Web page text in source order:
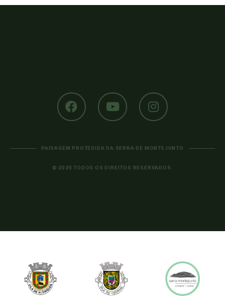
PAISAGEM PROTEGIDA DA SERRA DE MONTEJUNTO
© 2020 TODOS OS DIREITOS RESERVADOS.